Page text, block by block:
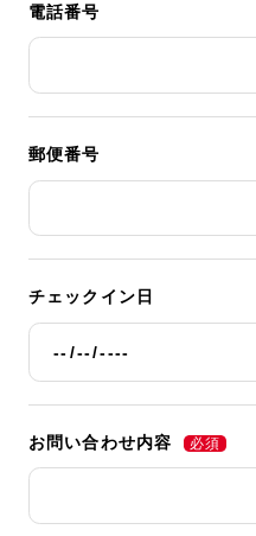
電話番号
郵便番号
チェックイン日
お問い合わせ内容